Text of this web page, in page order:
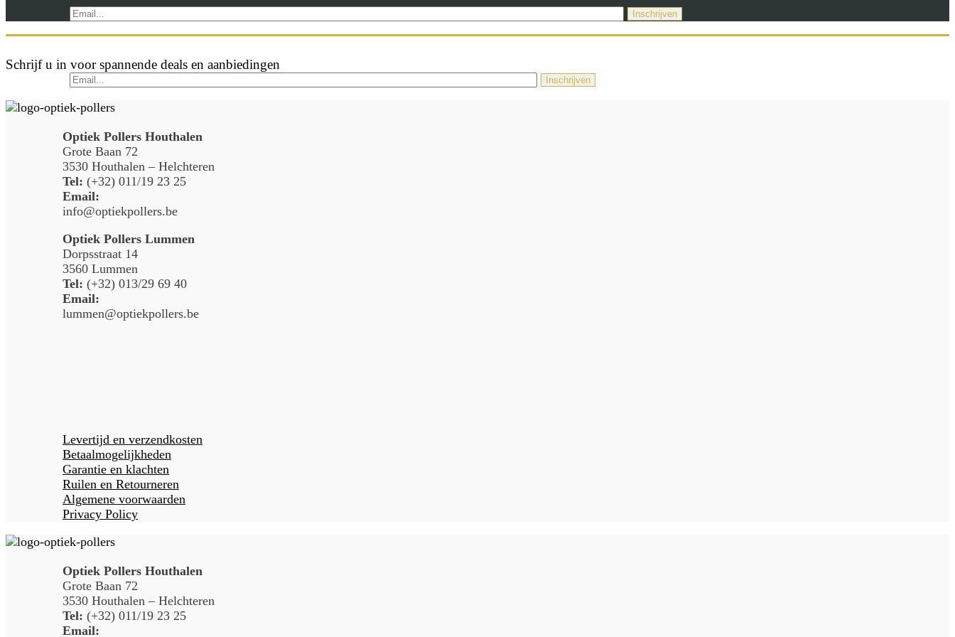
Schrijf u in voor spannende deals en aanbiedingen
Optiek Pollers Houthalen
Grote Baan 72
3530 Houthalen – Helchteren
Tel: (+32) 011/19 23 25
Email:
info@optiekpollers.be
Optiek Pollers Lummen
Dorpsstraat 14
3560 Lummen
Tel: (+32) 013/29 69 40
Email:
lummen@optiekpollers.be
Levertijd en verzendkosten
Betaalmogelijkheden
Garantie en klachten
Ruilen en Retourneren
Algemene voorwaarden
Privacy Policy
Optiek Pollers Houthalen
Grote Baan 72
3530 Houthalen – Helchteren
Tel: (+32) 011/19 23 25
Email: